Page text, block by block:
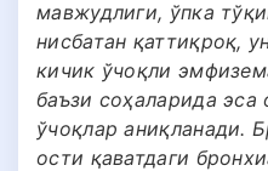
мавжудлиги, ўпка
нисбатан қаттиқроқ,
кичик ўчоқли
баъзи соҳаларида эса
ўчоқлар аниқланади.
ости қаватдаги